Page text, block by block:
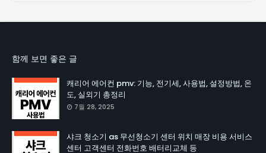
함께 보면 좋은 글
캐리어 에어컨 pmv: 기능, 전기세, 사용법, 설정방법, 온
도, 실외기 총정리
7월 28, 2025
샤크 청소기 as 무선청소기 센터 위치 매장 비용 서비스
센터 고객센터 전화번호 배터리교체 등